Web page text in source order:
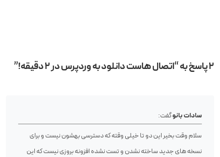
2 پاسخ به “اتصال هاست دانلود به وردپرس در 2 دقیقه!”
سادات بانوگفت:
سلام وقت بخیر این دو تا خیلی وقته که دسترسی بهشون نیست و برای
نسخه های جدید ساخته نشدن و تست نشده افزونه بروزی نیست که این